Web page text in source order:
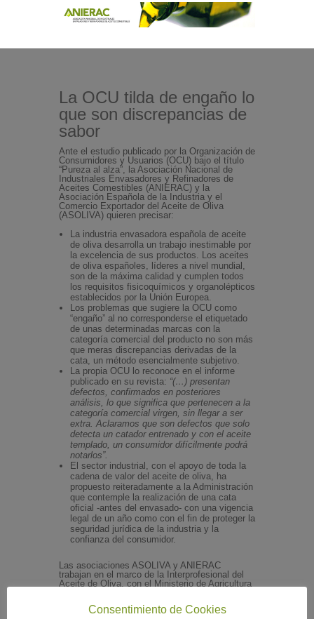
La OCU tilda de engaño lo
que son discrepancias de
sabor
Ante el estudio publicado por la Organización de
Consumidores y Usuarios (OCU) bajo el título
“Pureza al alza”, la Asociación Nacional de
Industriales Envasadores y Refinadores de
Aceites Comestibles (ANIERAC) y la
Asociación Española de la Industria y el
Comercio Exportador del Aceite de Oliva
(ASOLIVA) quieren precisar:
La industria envasadora española de aceite
de oliva desarrolla un trabajo inestimable por
la excelencia de sus productos. Los aceites
de oliva españoles, líderes a nivel mundial,
son de la máxima calidad y cumplen todos
los requisitos fisicoquímicos y organolépticos
establecidos por la Unión Europea.
Los problemas que sugiere la OCU como
“engaño” al no corresponderse el etiquetado
de unas determinadas marcas con la
categoría comercial del producto no son más
que meras discrepancias derivadas de la
cata, un método esencialmente subjetivo.
La propia OCU lo reconoce en el informe
publicado en su revista: “(…) presentan
defectos, confirmados en posteriores
análisis, lo que significa que pertenecen a la
categoría comercial virgen, sin llegar a ser
extra. Aclaramos que son defectos que solo
detecta un catador entrenado y con el aceite
templado, un consumidor difícilmente podrá
notarlos”.
El sector industrial, con el apoyo de toda la
cadena de valor del aceite de oliva, ha
propuesto reiteradamente a la Administración
que contemple la realización de una cata
oficial -antes del envasado- con una vigencia
legal de un año como con el fin de proteger la
seguridad jurídica de la industria y la
confianza del consumidor.
Las asociaciones ASOLIVA y ANIERAC
trabajan en el marco de la Interprofesional del
Aceite de Oliva, con el Ministerio de Agricultura
subjetividad de la cata actual.
Consentimiento de Cookies